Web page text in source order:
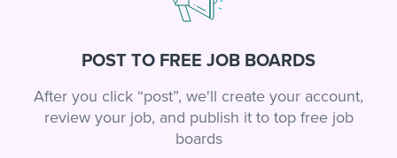
POST TO FREE JOB BOARDS
After you click “post”, we'll create your account,
review your job, and publish it to top free job
boards